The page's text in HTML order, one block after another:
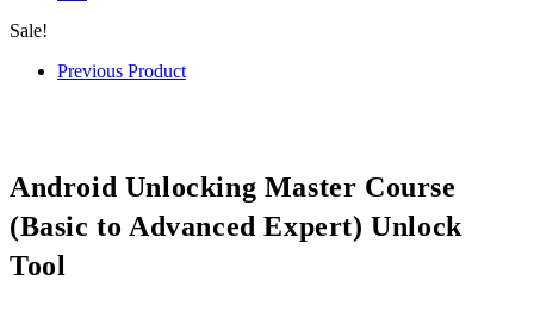
Sale!
Previous Product
Android Unlocking Master Course
(Basic to Advanced Expert) Unlock
Tool